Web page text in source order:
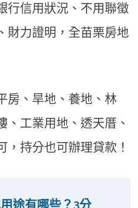
行信用狀況、不用聯徵
財力證明，全苗栗房地
房、旱地、養地、林
、工業用地、透天厝、
，持分也可辦理貸款！
途有哪些？3分